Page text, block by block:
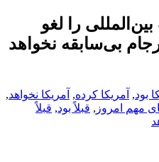
بین‌المللی را لغو
بی‌سابقه نخواهد
بود, آمریکا کرده, آمریکا نخواهد,
مهم امروز , قبلاً بود, قبلاً